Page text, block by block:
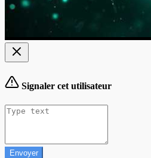
Signaler cet utilisateur
Envoyer